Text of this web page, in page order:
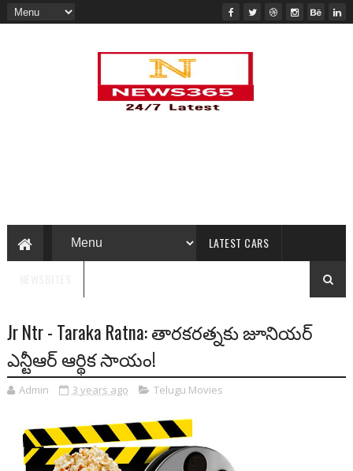
LATEST CARS
Jr Ntr - Taraka Ratna: తారకరత్నకు జూనియర్
ఎన్టీఆర్ ఆర్థిక సాయం!
Admin 3 years ago Telugu Movies